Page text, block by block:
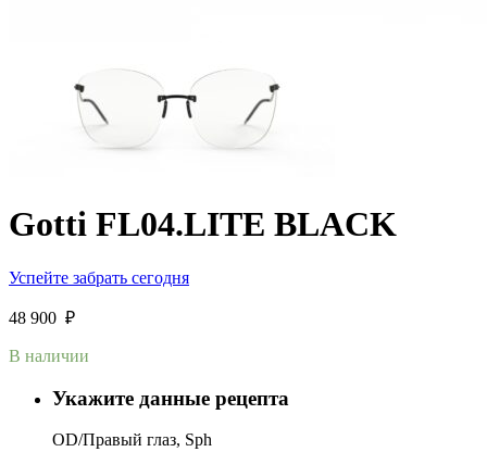
Gotti FL04.LITE BLACK
Успейте забрать сегодня
48 900 ₽
В наличии
Укажите данные рецепта
OD/Правый глаз, Sph